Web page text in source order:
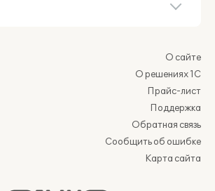
О сайте
О решениях 1С
Прайс-лист
Поддержка
Обратная связь
Сообщить об ошибке
Карта сайта